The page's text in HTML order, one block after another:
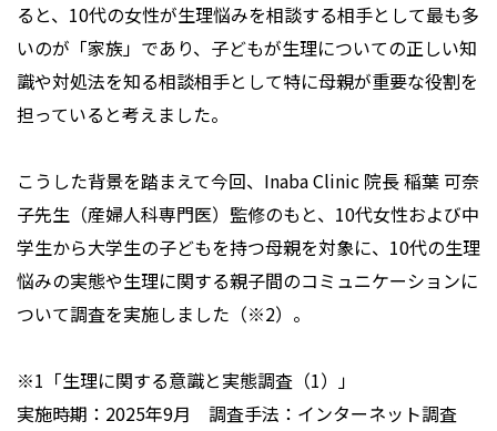
ると、10代の女性が生理悩みを相談する相手として最も多
いのが「家族」であり、子どもが生理についての正しい知
識や対処法を知る相談相手として特に母親が重要な役割を
担っていると考えました。
こうした背景を踏まえて今回、Inaba Clinic 院長 稲葉 可奈
子先生（産婦人科専門医）監修のもと、10代女性および中
学生から大学生の子どもを持つ母親を対象に、10代の生理
悩みの実態や生理に関する親子間のコミュニケーションに
ついて調査を実施しました（※2）。
※1「生理に関する意識と実態調査（1）」
実施時期：2025年9月 調査手法：インターネット調査